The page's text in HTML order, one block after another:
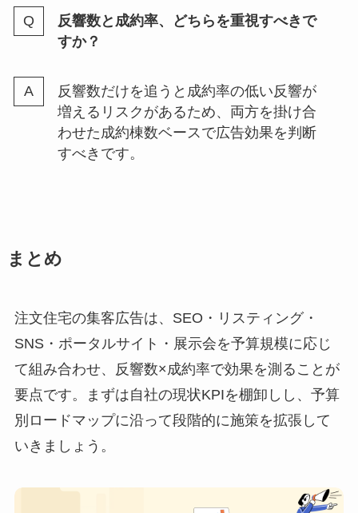
反響数と成約率、どちらを重視すべきで
すか？
反響数だけを追うと成約率の低い反響が
増えるリスクがあるため、両方を掛け合
わせた成約棟数ベースで広告効果を判断
すべきです。
まとめ
注文住宅の集客広告は、SEO・リスティング・
SNS・ポータルサイト・展示会を予算規模に応じ
て組み合わせ、反響数×成約率で効果を測ることが
要点です。まずは自社の現状KPIを棚卸しし、予算
別ロードマップに沿って段階的に施策を拡張して
いきましょう。